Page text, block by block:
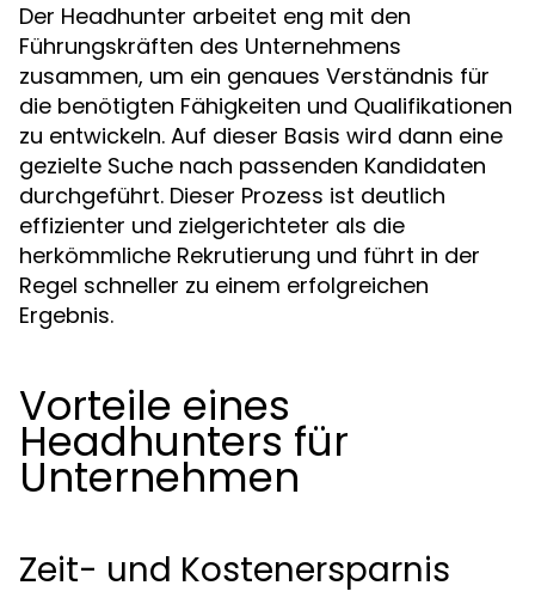
Der Headhunter arbeitet eng mit den
Führungskräften des Unternehmens
zusammen, um ein genaues Verständnis für
die benötigten Fähigkeiten und Qualifikationen
zu entwickeln. Auf dieser Basis wird dann eine
gezielte Suche nach passenden Kandidaten
durchgeführt. Dieser Prozess ist deutlich
effizienter und zielgerichteter als die
herkömmliche Rekrutierung und führt in der
Regel schneller zu einem erfolgreichen
Ergebnis.
Vorteile eines
Headhunters für
Unternehmen
Zeit- und Kostenersparnis